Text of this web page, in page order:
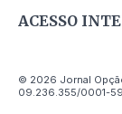
ACESSO
© 2026 Jornal
09.236.355/0001-